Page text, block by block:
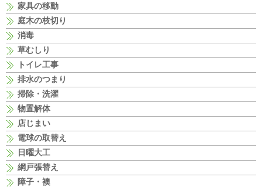
家具の移動
庭木の枝切り
消毒
草むしり
トイレ工事
排水のつまり
掃除・洗濯
物置解体
店じまい
電球の取替え
日曜大工
網戸張替え
障子・襖